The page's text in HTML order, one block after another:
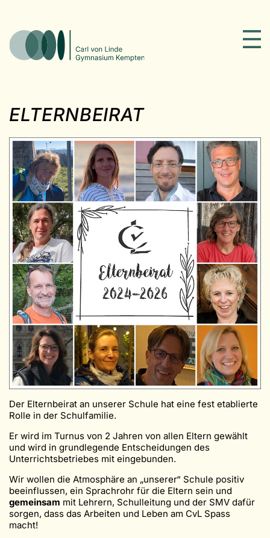
ELTERNBEIRAT
Der Elternbeirat an unserer Schule hat eine fest etablierte
Rolle in der Schulfamilie.
Er wird im Turnus von 2 Jahren von allen Eltern gewählt
und wird in grundlegende Entscheidungen des
Unterrichtsbetriebes mit eingebunden.
Wir wollen die Atmosphäre an „unserer“ Schule positiv
beeinflussen, ein Sprachrohr für die Eltern sein und
gemeinsam mit Lehrern, Schulleitung und der SMV dafür
sorgen, dass das Arbeiten und Leben am CvL Spass
macht!